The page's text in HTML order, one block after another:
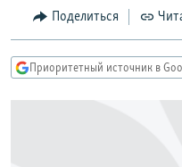
Вернутся
главной
навигации
Вернутся
МНЕНИЯ
КУЛЬТУРА
IDEL.РЕАЛИИ
Поделиться
Приоритетный источник в